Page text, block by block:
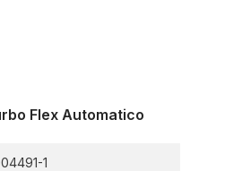
Flex Automatico
1